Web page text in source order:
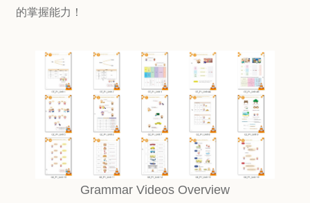
的掌握能力！
Grammar Videos Overview